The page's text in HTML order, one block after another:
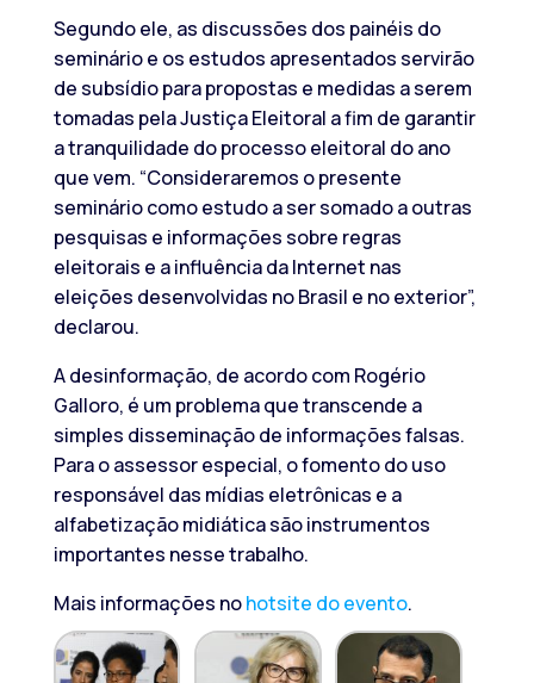
Segundo ele, as discussões dos painéis do
seminário e os estudos apresentados servirão
de subsídio para propostas e medidas a serem
tomadas pela Justiça Eleitoral a fim de garantir
a tranquilidade do processo eleitoral do ano
que vem. “Consideraremos o presente
seminário como estudo a ser somado a outras
pesquisas e informações sobre regras
eleitorais e a influência da Internet nas
eleições desenvolvidas no Brasil e no exterior”,
declarou.
A desinformação, de acordo com Rogério
Galloro, é um problema que transcende a
simples disseminação de informações falsas.
Para o assessor especial, o fomento do uso
responsável das mídias eletrônicas e a
alfabetização midiática são instrumentos
importantes nesse trabalho.
Mais informações nohotsite do evento.